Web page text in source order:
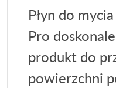
Płyn do
Pro
produkt do
powierzchni